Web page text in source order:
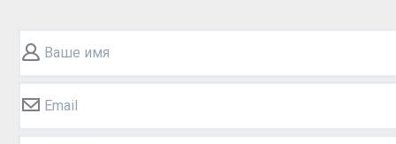
Ваше имя
Email